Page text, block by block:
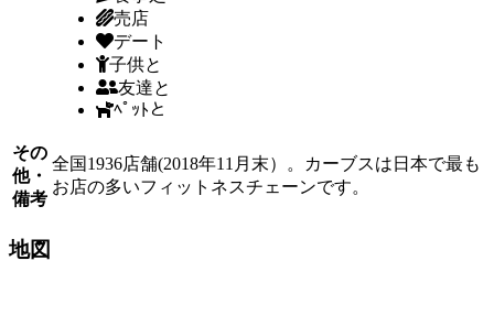
売店
デート
子供と
友達と
ﾍﾟｯﾄと
その
他・
備考
全国1936店舗(2018年11月末）。カーブスは日本で最も
お店の多いフィットネスチェーンです。
地図